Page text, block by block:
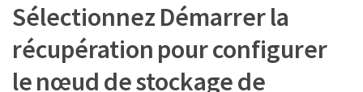
Sélectionnez Démarrer la
récupération pour configurer
le nœud de stockage de